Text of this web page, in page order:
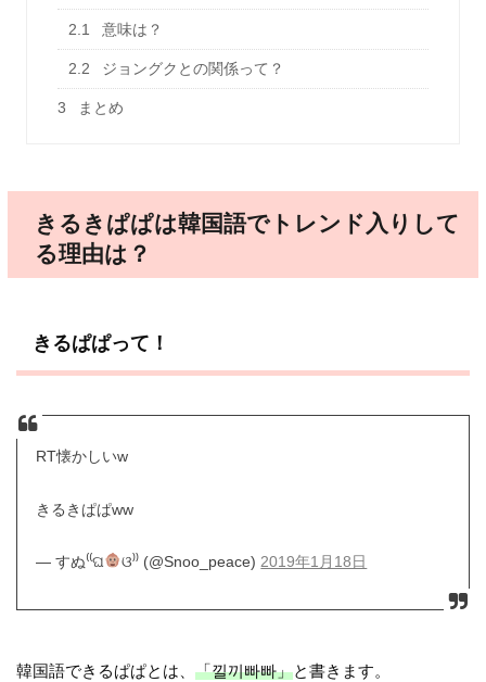
2.1 意味は？
2.2 ジョングクとの関係って？
3 まとめ
きるきぱぱは韓国語でトレンド入りして
る理由は？
きるぱぱって！
RT懐かしいw
きるきぱぱww
— すぬ⁽⁽ଘ ଓ⁾⁾ (@Snoo_peace) 2019年1月18日
韓国語できるぱぱとは、「낄끼빠빠」と書きます。